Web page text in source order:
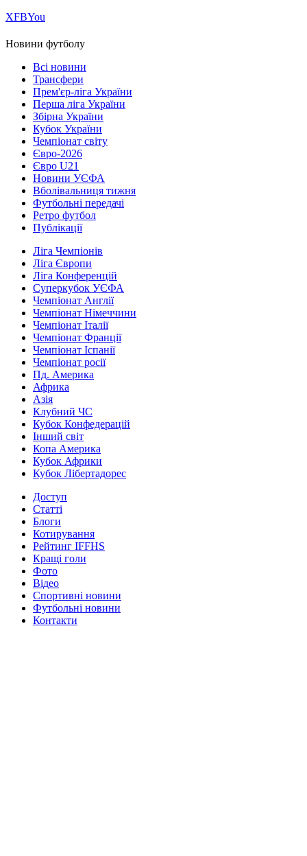
ХFBYou
Новини футболу
Всі новини
Трансфери
Прем'єр-ліга України
Перша ліга України
Збірна України
Кубок України
Чемпіонат світу
Євро-2026
Євро U21
Новини УЄФА
Вболівальниця тижня
Футбольні передачі
Ретро футбол
Публікації
Ліга Чемпіонів
Ліга Європи
Ліга Конференцій
Суперкубок УЄФА
Чемпіонат Англії
Чемпіонат Німеччини
Чемпіонат Італії
Чемпіонат Франції
Чемпіонат Іспанії
Чемпіонат росії
Пд. Америка
Африка
Азія
Клубний ЧС
Кубок Конфедерацій
Інший світ
Копа Америка
Кубок Африки
Кубок Лібертадорес
Доступ
Статті
Блоги
Котирування
Рейтинг IFFHS
Кращі голи
Фото
Відео
Спортивні новини
Футбольні новини
Контакти